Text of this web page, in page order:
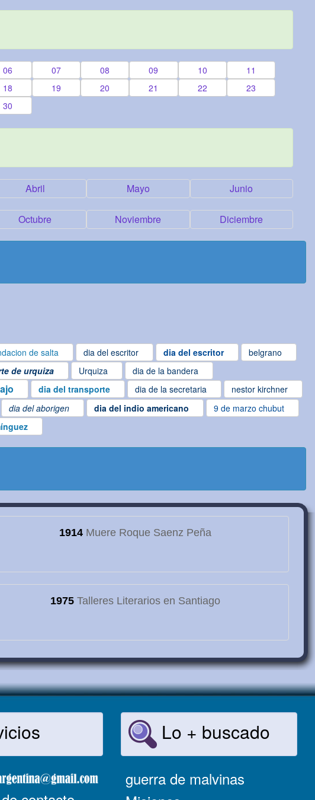
06 07 08 09 10
11
18 19 20 21 22
23
30
Abril Mayo Junio
Octubre Noviembre Diciembre
de salta dia del escritor dia del escritor
belgrano
de urquiza Urquiza
dia de la bandera
dia del transporte dia de la secretaria
nestor kirchner
dia del aborigen dia del indio americano
9 de marzo chubut
1914Muere Roque Saenz Peña
1975Talleres Literarios en Santiago
Lo + buscado
guerra de malvinas